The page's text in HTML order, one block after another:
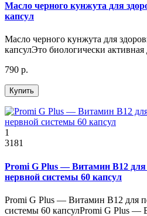
Масло черного кунжута для
капсул
Масло черного кунжута для
капсулЭто биологически
790 р.
Купить
1
3181
Promi G Plus — Витамин B12 для
нервной системы 60 капсул
Promi G Plus — Витамин B12 для
системы 60 капсулPromi G Plus —